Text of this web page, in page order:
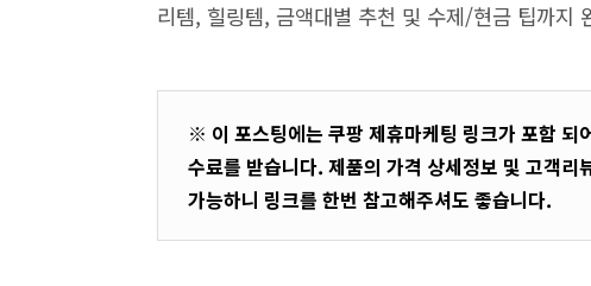
리템, 힐링템, 금액대별 추천 및 수제/현금 팁까지
※ 이 포스팅에는 쿠팡 제휴마케팅 링크가 포함 되
수료를 받습니다. 제품의 가격 상세정보 및 고객
가능하니 링크를 한번 참고해주셔도 좋습니다.